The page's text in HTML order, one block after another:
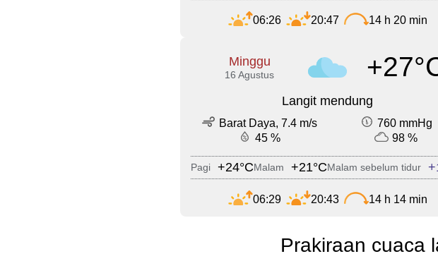
06:26 20:47 14 h 20 min
Minggu
16 Agustus
Langit mendung
Barat Daya, 7.4 m/s
760 mmHg
45 %
98 %
Pagi +24°CMalam +21°CMalam sebelum tidur
06:29 20:43 14 h 14 min
Prakiraan cuaca